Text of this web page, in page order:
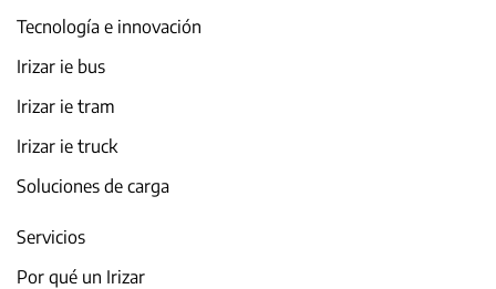
Tecnología e innovación
Irizar ie bus
Irizar ie tram
Irizar ie truck
Soluciones de carga
Servicios
Por qué un Irizar